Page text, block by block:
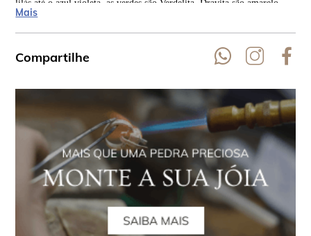
lilás até o azul violeta, as verdes são Verdelita, Dravita são amarelo-
castanho a amarelo escuro.
Mais
Compartilhe